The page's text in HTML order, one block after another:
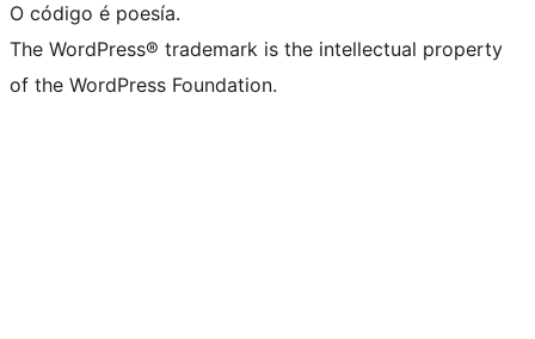
O código é poesía.
The WordPress® trademark is the intellectual property
of the WordPress Foundation.